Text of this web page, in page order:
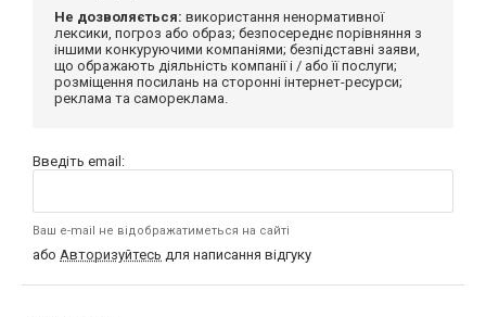
Не дозволяється: використання ненормативної
лексики, погроз або образ; безпосереднє порівняння з
іншими конкуруючими компаніями; безпідставні заяви,
що ображають діяльність компанії і / або її послуги;
розміщення посилань на сторонні інтернет-ресурси;
реклама та самореклама.
Введіть email:
Ваш e-mail не відображатиметься на сайті
або Авторизуйтесь для написання відгуку